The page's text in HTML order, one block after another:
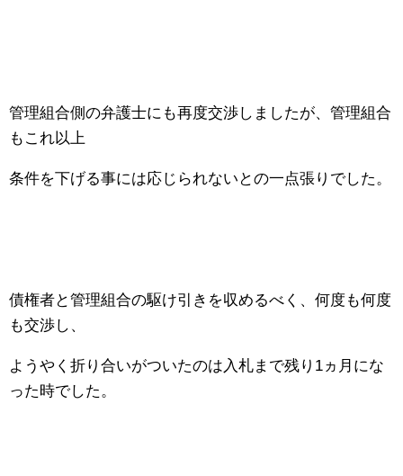
管理組合側の弁護士にも再度交渉しましたが、管理組合
もこれ以上
条件を下げる事には応じられないとの一点張りでした。
債権者と管理組合の駆け引きを収めるべく、何度も何度
も交渉し、
ようやく折り合いがついたのは入札まで残り1ヵ月にな
った時でした。